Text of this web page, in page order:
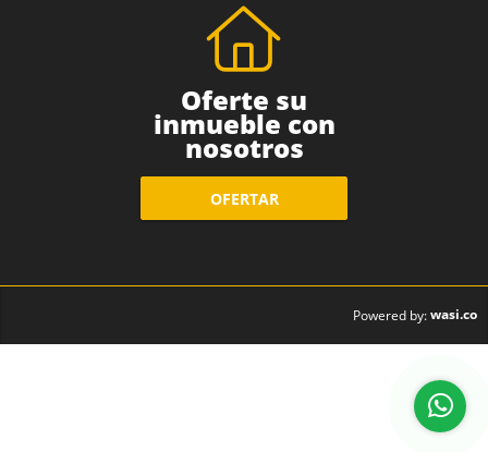
Oferte su
inmueble con
nosotros
OFERTAR
Powered by:wasi.co